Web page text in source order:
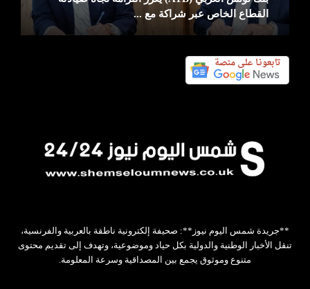
القطاع الخاص عبر شراكة مع ...
**جريدة شمس اليوم نيوز**: صحيفة إلكترونية ناطقة بالعربية والفرنسية،
تنقل الأخبار الوطنية والدولية بكل حياد وموضوعية، وتهدف إلى تقديم محتوى
متنوع وموثوق يجمع بين المصداقية وسرعة المعلومة.